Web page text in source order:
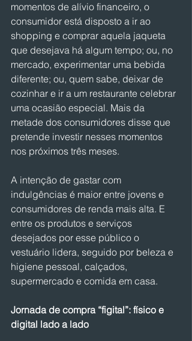
momentos de alívio financeiro, o
consumidor está disposto a ir ao
shopping e comprar aquela jaqueta
que desejava há algum tempo; ou, no
mercado, experimentar uma bebida
diferente; ou, quem sabe, deixar de
cozinhar e ir a um restaurante celebrar
uma ocasião especial. Mais da
metade dos consumidores disse que
pretende investir nesses momentos
nos próximos três meses.
A intenção de gastar com
indulgências é maior entre jovens e
consumidores de renda mais alta. E
entre os produtos e serviços
desejados por esse público o
vestuário lidera, seguido por beleza e
higiene pessoal, calçados,
supermercado e comida em casa.
Jornada de compra “figital”: físico e
digital lado a lado